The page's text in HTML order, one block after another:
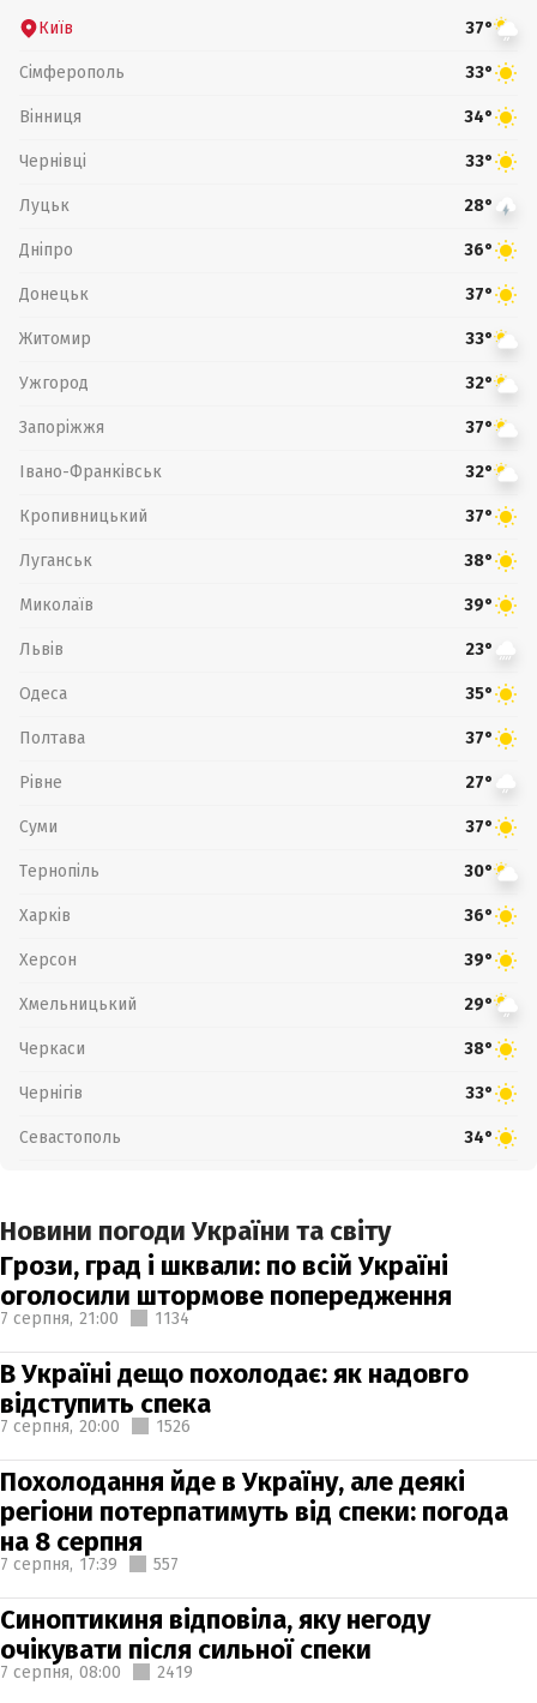
Київ 37°
Сімферополь 33°
Вінниця 34°
Чернівці 33°
Луцьк 28°
Дніпро 36°
Донецьк 37°
Житомир 33°
Ужгород 32°
Запоріжжя 37°
Івано-Франківськ 32°
Кропивницький 37°
Луганськ 38°
Миколаїв 39°
Львів 23°
Одеса 35°
Полтава 37°
Рівне 27°
Суми 37°
Тернопіль 30°
Харків 36°
Херсон 39°
Хмельницький 29°
Черкаси 38°
Чернігів 33°
Севастополь 34°
Новини погоди України та світу
Грози, град і шквали: по всій Україні
оголосили штормове попередження
7 серпня, 21:00 1134
В Україні дещо похолодає: як надовго
відступить спека
7 серпня, 20:00 1526
Похолодання йде в Україну, але деякі
регіони потерпатимуть від спеки: погода
на 8 серпня
7 серпня, 17:39 557
Синоптикиня відповіла, яку негоду
очікувати після сильної спеки
7 серпня, 08:00 2419